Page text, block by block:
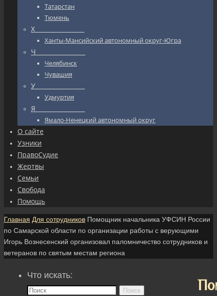
Татарстан
Тюмень
Х_________________
Ханты-Мансийский автономный округ-Югра
Ч_________________
Челябинск
Чувашия
У_________________
Удмуртия
Я_________________
Ямало-Ненецкий автономный округ
О сайте
Узники
ПравоСудие
Жертвы
Семьи
Свобода
Помощь
Главная Для сотрудников Помощник начальника УФСИН России
по Самарской области по организации работы с верующими
Игорь Вознесенский организовал паломничество сотрудников и
ветеранов по святым местам региона
Что искать:
Поиск